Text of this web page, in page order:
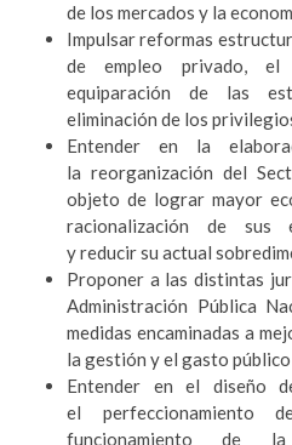
de los mercados y la
Impulsar reformas
de empleo privado, el
equiparación de las
eliminación de los
Entender en la
la reorganización del
objeto de lograr mayor
racionalización de sus
y reducir su actual
Proponer a las distintas
Administración Pública
medidas encaminadas a
la gestión y el gasto público
Entender en el diseño
el perfeccionamiento
funcionamiento de la